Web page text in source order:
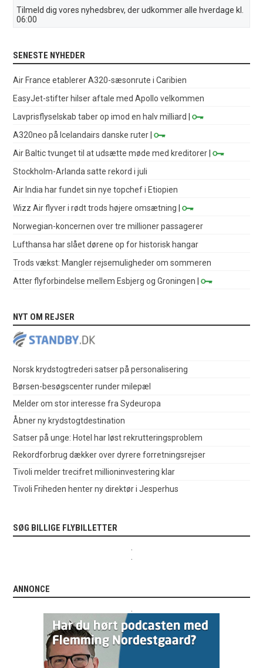
Tilmeld dig vores nyhedsbrev, der udkommer alle hverdage kl.
06:00
SENESTE NYHEDER
Air France etablerer A320-sæsonrute i Caribien
EasyJet-stifter hilser aftale med Apollo velkommen
Lavprisflyselskab taber op imod en halv milliard
|
A320neo på Icelandairs danske ruter |
Air Baltic tvunget til at udsætte møde med kreditorer |
Stockholm-Arlanda satte rekord i juli
Air India har fundet sin nye topchef i Etiopien
Wizz Air flyver i rødt trods højere omsætning |
Norwegian-koncernen over tre millioner passagerer
Lufthansa har slået dørene op for historisk hangar
Trods vækst: Mangler rejsemuligheder om sommeren
Atter flyforbindelse mellem Esbjerg og Groningen |
NYT OM REJSER
Norsk krydstogtrederi satser på personalisering
Børsen-besøgscenter runder milepæl
Melder om stor interesse fra Sydeuropa
Åbner ny krydstogtdestination
Satser på unge: Hotel har løst rekrutteringsproblem
Rekordforbrug dækker over dyrere forretningsrejser
Tivoli melder trecifret millioninvestering klar
Tivoli Friheden henter ny direktør i Jesperhus
SØG BILLIGE FLYBILLETTER
ANNONCE